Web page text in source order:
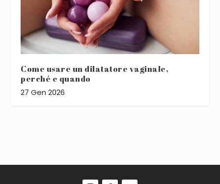
Come usare un dilatatore vaginale,
perché e quando
27 Gen 2026